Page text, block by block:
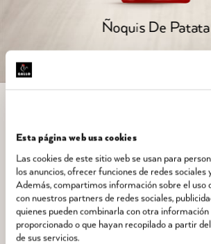
Esta página web usa cookies
Las cookies de este sitio web se usan para
los anuncios, ofrecer funciones de redes
Además, compartimos información sobre el uso
con nuestros partners de redes sociales,
quienes pueden combinarla con otra información
proporcionado o que hayan recopilado a partir
de sus servicios.
Ñoquis De Patata
¿Cómo evitar que los